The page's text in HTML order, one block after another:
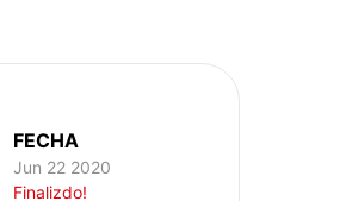
FECHA
Jun 22 2020
Finalizdo!